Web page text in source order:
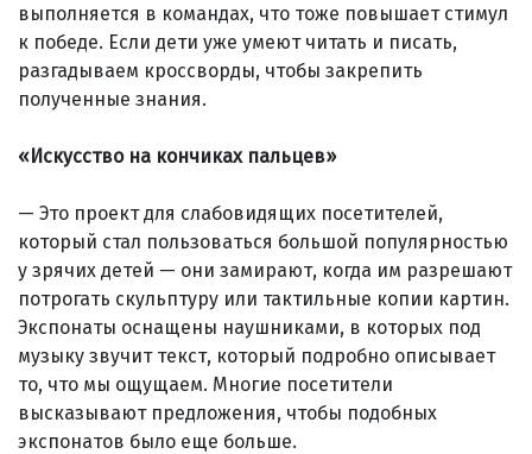
выполняется в командах, что тоже повышает стимул
к победе. Если дети уже умеют читать и писать,
разгадываем кроссворды, чтобы закрепить
полученные знания.
«Искусство на кончиках пальцев»
— Это проект для слабовидящих посетителей,
который стал пользоваться большой популярностью
у зрячих детей — они замирают, когда им разрешают
потрогать скульптуру или тактильные копии картин.
Экспонаты оснащены наушниками, в которых под
музыку звучит текст, который подробно описывает
то, что мы ощущаем. Многие посетители
высказывают предложения, чтобы подобных
экспонатов было еще больше.